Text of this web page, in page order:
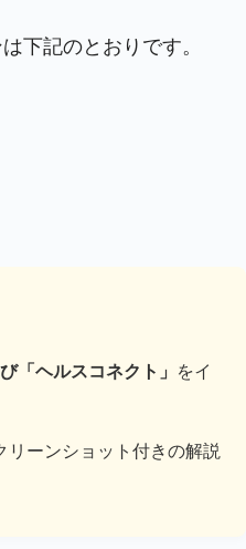
下記のとおりです。
「ヘルスコネクト」 をイ
リーンショット付きの解説